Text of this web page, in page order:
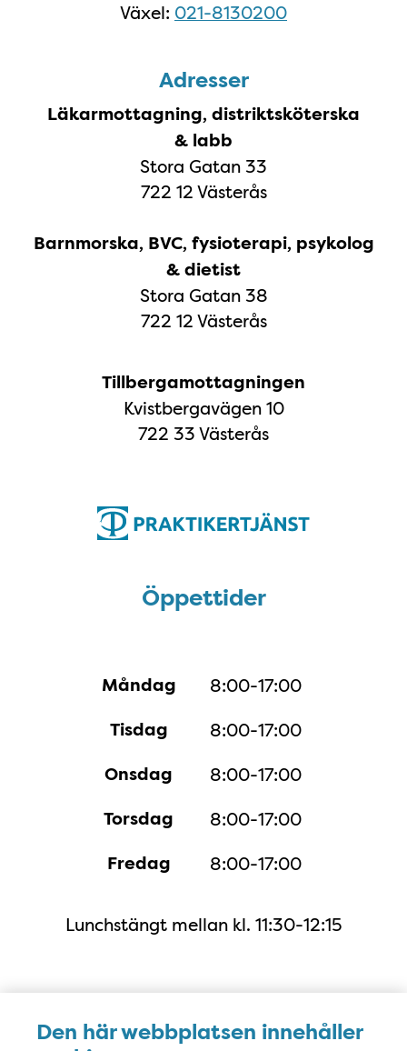
Den här webbplatsen innehåller
Växel: 021-8130200
Adresser
Läkarmottagning, distriktsköterska
& labb
Stora Gatan 33
722 12 Västerås
Barnmorska, BVC, fysioterapi, psykolog
& dietist
Stora Gatan 38
722 12 Västerås
Tillbergamottagningen
Kvistbergavägen 10
722 33 Västerås
Öppettider
Måndag 8:00-17:00
Tisdag 8:00-17:00
Onsdag 8:00-17:00
Torsdag 8:00-17:00
Fredag 8:00-17:00
Lunchstängt mellan kl. 11:30-12:15
Karta